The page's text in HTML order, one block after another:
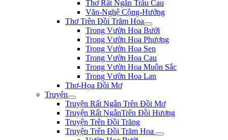
Thơ Rất Ngắn Trầu Cau
Văn-Nghệ Cộng-Hưởng
Thơ Trên Đồi Trăm Hoa
Trong Vườn Hoa Bưởi
Trong Vườn Hoa Phượng
Trong Vườn Hoa Sen
Trong Vườn Hoa Cau
Trong Vườn Hoa Muôn Sắc
Trong Vườn Hoa Lan
Thơ-Họa Đồi Mơ
Truyện
Truyện Rất Ngắn Trên Đồi Mơ
Truyện Rất NgắnTrên Đồi Hương
Truyện Trên Đồi Trăng
Truyện Trên Đồi Trăm Hoa